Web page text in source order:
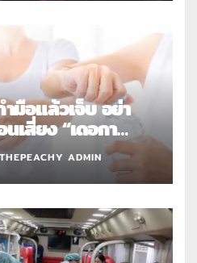
มือแล้วเจ็บ อย่า
เสี่ยง “เดอกา
เอ็นอักเสบจากการ
THEPEACHY ADMIN